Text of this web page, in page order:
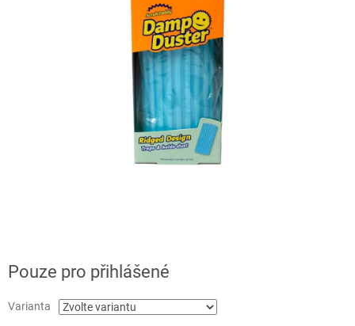
Pouze pro přihlášené
Varianta